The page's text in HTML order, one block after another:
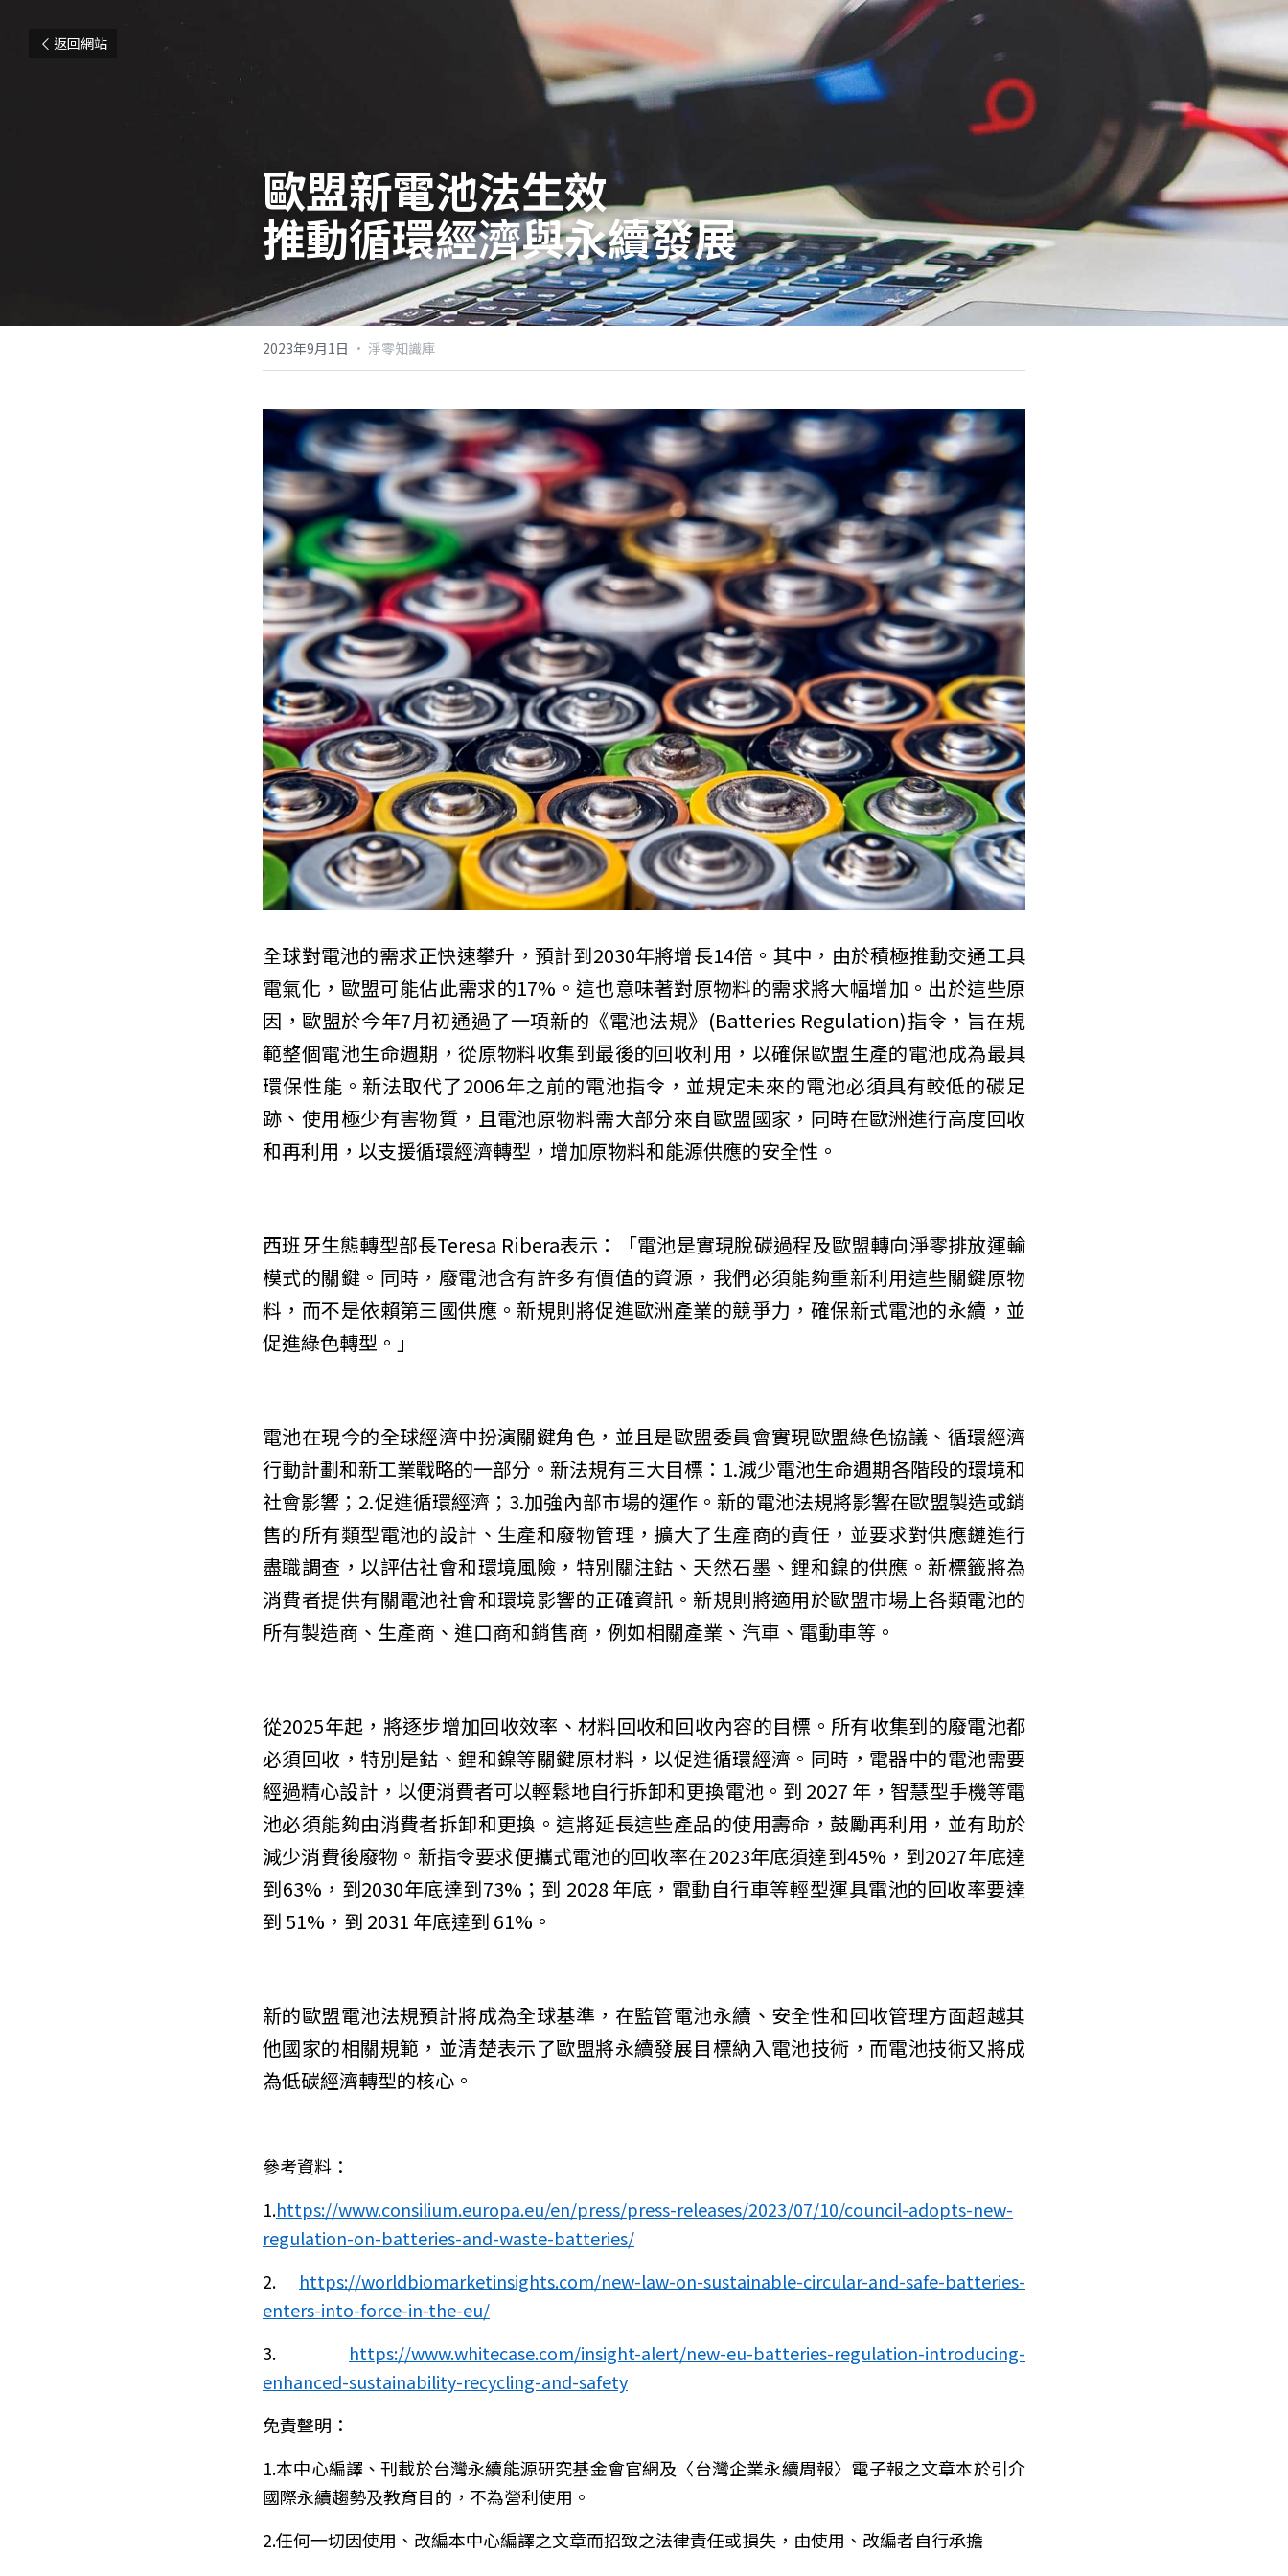
返回網站
歐盟新電池法生效
推動循環經濟與永續發展
2023年9月1日 · 淨零知識庫
全球對電池的需求正快速攀升，預計到2030年將增長14倍。其中，由於積極推動交通工具
電氣化，歐盟可能佔此需求的17%。這也意味著對原物料的需求將大幅增加。出於這些原
因，歐盟於今年7月初通過了一項新的《電池法規》(Batteries Regulation)指令，旨在規
範整個電池生命週期，從原物料收集到最後的回收利用，以確保歐盟生產的電池成為最具
環保性能。新法取代了2006年之前的電池指令，並規定未來的電池必須具有較低的碳足
跡、使用極少有害物質，且電池原物料需大部分來自歐盟國家，同時在歐洲進行高度回收
和再利用，以支援循環經濟轉型，增加原物料和能源供應的安全性。
西班牙生態轉型部長Teresa Ribera表示：「電池是實現脫碳過程及歐盟轉向淨零排放運輸
模式的關鍵。同時，廢電池含有許多有價值的資源，我們必須能夠重新利用這些關鍵原物
料，而不是依賴第三國供應。新規則將促進歐洲產業的競爭力，確保新式電池的永續，並
促進綠色轉型。」
電池在現今的全球經濟中扮演關鍵角色，並且是歐盟委員會實現歐盟綠色協議、循環經濟
行動計劃和新工業戰略的一部分。新法規有三大目標：1.減少電池生命週期各階段的環境和
社會影響；2.促進循環經濟；3.加強內部市場的運作。新的電池法規將影響在歐盟製造或銷
售的所有類型電池的設計、生產和廢物管理，擴大了生產商的責任，並要求對供應鏈進行
盡職調查，以評估社會和環境風險，特別關注鈷、天然石墨、鋰和鎳的供應。新標籤將為
消費者提供有關電池社會和環境影響的正確資訊。新規則將適用於歐盟市場上各類電池的
所有製造商、生產商、進口商和銷售商，例如相關產業、汽車、電動車等。
從2025年起，將逐步增加回收效率、材料回收和回收內容的目標。所有收集到的廢電池都
必須回收，特別是鈷、鋰和鎳等關鍵原材料，以促進循環經濟。同時，電器中的電池需要
經過精心設計，以便消費者可以輕鬆地自行拆卸和更換電池。到 2027 年，智慧型手機等電
池必須能夠由消費者拆卸和更換。這將延長這些產品的使用壽命，鼓勵再利用，並有助於
減少消費後廢物。新指令要求便攜式電池的回收率在2023年底須達到45%，到2027年底達
到63%，到2030年底達到73%；到 2028 年底，電動自行車等輕型運具電池的回收率要達
到 51%，到 2031 年底達到 61%。
新的歐盟電池法規預計將成為全球基準，在監管電池永續、安全性和回收管理方面超越其
他國家的相關規範，並清楚表示了歐盟將永續發展目標納入電池技術，而電池技術又將成
為低碳經濟轉型的核心。
參考資料：
1.https://www.consilium.europa.eu/en/press/press-releases/2023/07/10/council-adopts-new-
regulation-on-batteries-and-waste-batteries/
2.
https://worldbiomarketinsights.com/new-law-on-sustainable-circular-and-safe-batteries-
enters-into-force-in-the-eu/
3.
https://www.whitecase.com/insight-alert/new-eu-batteries-regulation-introducing-
enhanced-sustainability-recycling-and-safety
免責聲明：
1.本中心編譯、刊載於台灣永續能源研究基金會官網及〈台灣企業永續周報〉電子報之文章本於引介
國際永續趨勢及教育目的，不為營利使用。
2.任何一切因使用、改編本中心編譯之文章而招致之法律責任或損失，由使用、改編者自行承擔